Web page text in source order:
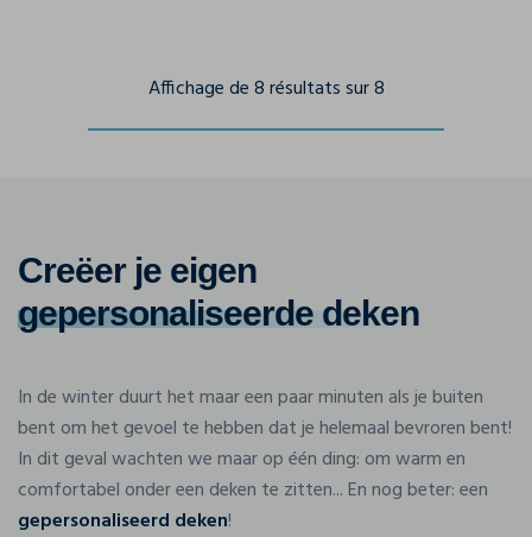
Affichage de 8 résultats sur 8
Creëer je eigen
gepersonaliseerde deken
In de winter duurt het maar een paar minuten als je buiten
bent om het gevoel te hebben dat je helemaal bevroren bent!
In dit geval wachten we maar op één ding: om warm en
comfortabel onder een deken te zitten... En nog beter: een
gepersonaliseerd deken!